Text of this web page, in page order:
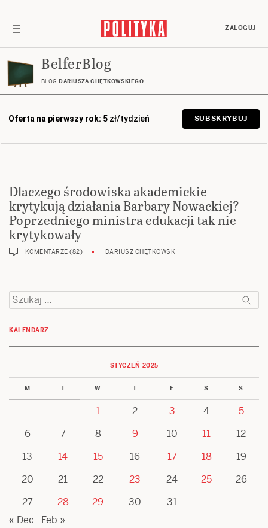
ZALOGUJ
BelferBlog
BLOG DARIUSZA CHĘTKOWSKIEGO
Oferta na pierwszy rok: 5 zł/tydzień SUBSKRYBUJ
Dlaczego środowiska akademickie
krytykują działania Barbary Nowackiej?
Poprzedniego ministra edukacji tak nie
krytykowały
KOMENTARZE (82) DARIUSZ CHĘTKOWSKI
Szukaj:
KALENDARZ
STYCZEŃ 2025
M T W T F S S
1 2 3 4
5
6
7 8 9 10 11
12
13
14 15 16 17 18
19
20
21 22 23 24 25
26
27
28 29 30
31
« Dec
Feb »